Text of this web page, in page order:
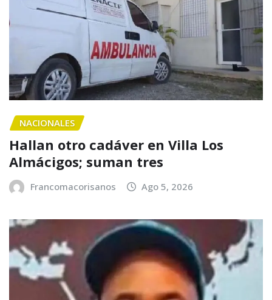
NACIONALES
Hallan otro cadáver en Villa Los
Almácigos; suman tres
Francomacorisanos Ago 5, 2026